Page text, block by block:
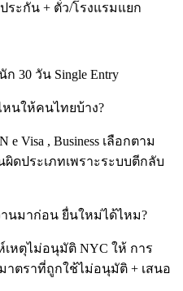
ระกัน + ตั๋ว/โรงแรมแยก
ก 30 วัน Single Entry
หนให้คนไทยบ้าง?
Visa , Business เลือกตาม
ดประเภทเพราะระบบตีกลับ
นมาก่อน ยื่นใหม่ได้ไหม?
หตุไม่อนุมัติ NYC ให้ การ
มาตราที่ถูกใช้ไม่อนุมัติ + เสนอ